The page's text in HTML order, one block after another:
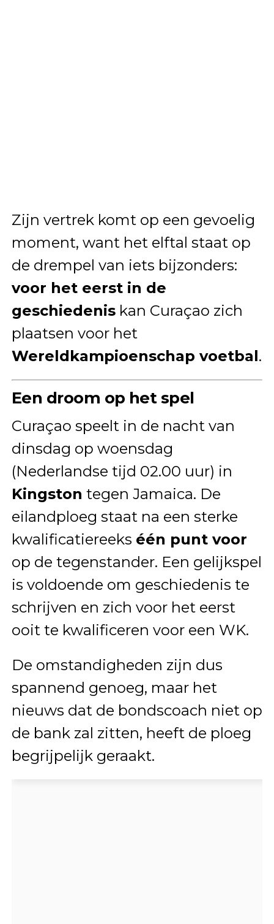
Zijn vertrek komt op een gevoelig
moment, want het elftal staat op
de drempel van iets bijzonders:
voor het eerst in de
geschiedeniskan Curaçao zich
plaatsen voor het
Wereldkampioenschap voetbal.
Een droom op het spel
Curaçao speelt in de nacht van
dinsdag op woensdag
(Nederlandse tijd 02.00 uur) in
Kingston tegen Jamaica. De
eilandploeg staat na een sterke
kwalificatiereeks één punt voor
op de tegenstander. Een gelijkspel
is voldoende om geschiedenis te
schrijven en zich voor het eerst
ooit te kwalificeren voor een WK.
De omstandigheden zijn dus
spannend genoeg, maar het
nieuws dat de bondscoach niet op
de bank zal zitten, heeft de ploeg
begrijpelijk geraakt.